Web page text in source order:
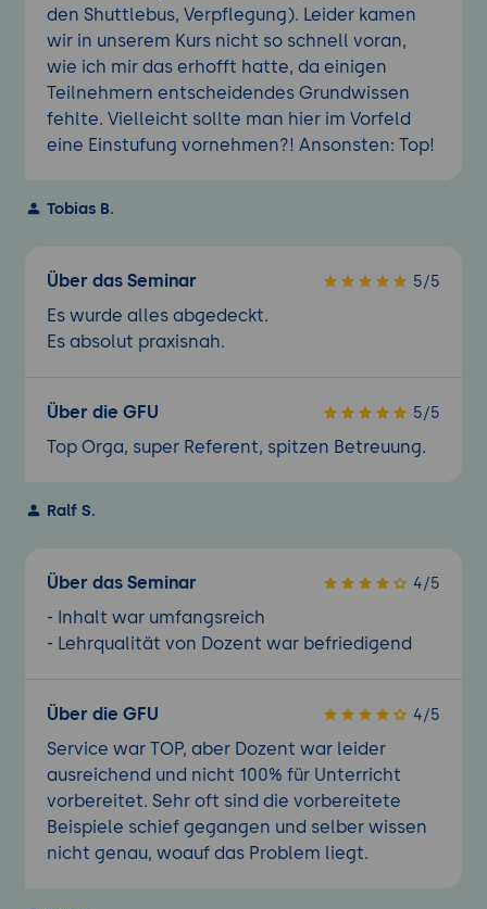
den Shuttlebus, Verpflegung). Leider kamen
wir in unserem Kurs nicht so schnell voran,
wie ich mir das erhofft hatte, da einigen
Teilnehmern entscheidendes Grundwissen
fehlte. Vielleicht sollte man hier im Vorfeld
eine Einstufung vornehmen?! Ansonsten: Top!
Tobias B.
Über das Seminar 5/5
Es wurde alles abgedeckt.
Es absolut praxisnah.
Über die GFU 5/5
Top Orga, super Referent, spitzen Betreuung.
Ralf S.
Über das Seminar 4/5
- Inhalt war umfangsreich
- Lehrqualität von Dozent war befriedigend
Über die GFU 4/5
Service war TOP, aber Dozent war leider
ausreichend und nicht 100% für Unterricht
vorbereitet. Sehr oft sind die vorbereitete
Beispiele schief gegangen und selber wissen
nicht genau, woauf das Problem liegt.